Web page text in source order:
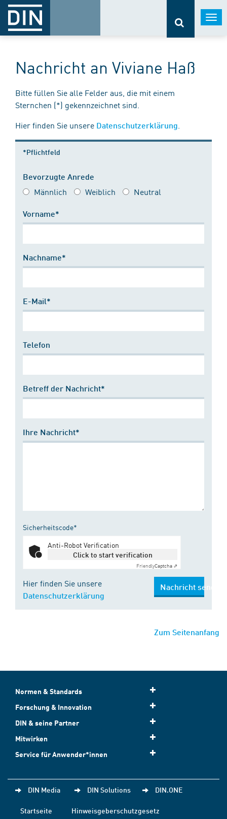
Nachricht an Viviane Haß
Bitte füllen Sie alle Felder aus, die mit einem
Sternchen (*) gekennzeichnet sind.
Hier finden Sie unsere Datenschutzerklärung
*Pflichtfeld
Bevorzugte Anrede
Männlich Weiblich Neutral
Vorname*
Nachname*
E-Mail*
Telefon
Betreff der Nachricht*
Ihre Nachricht*
Sicherheitscode*
Anti-Robot Verification
Click to start verification
FriendlyCaptcha ⇗
Hier finden Sie unsere
Datenschutzerklärung
Nachricht senden
Zum Seitenanfang
Normen & Standards
Forschung & Innovation
DIN & seine Partner
Mitwirken
Service für Anwender*innen
DIN Media DIN Solutions DIN.ONE
Startseite
Hinweisgeberschutzgesetz